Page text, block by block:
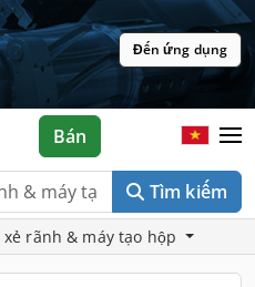
Đến ứng dụng
Tìm kiếm
Bán
rãnh & máy tạo hộp